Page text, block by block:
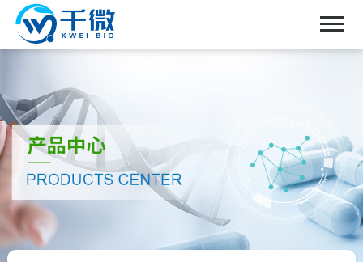
联系我们